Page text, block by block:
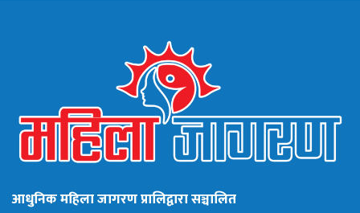
आधुनिक महिला जागरण प्रालिद्वारा सञ्चालित